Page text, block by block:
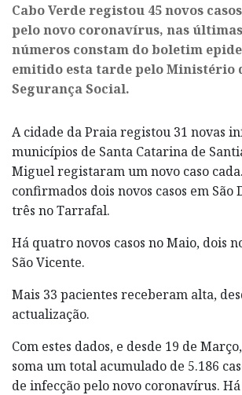
Cabo Verde registou 45 novos
pelo novo coronavírus, nas últimas
números constam do boletim
emitido esta tarde pelo Ministério
Segurança Social.
A cidade da Praia registou 31 novas
municípios de Santa Catarina de
Miguel registaram um novo caso
confirmados dois novos casos em São
três no Tarrafal.
Há quatro novos casos no Maio, dois
São Vicente.
Mais 33 pacientes receberam alta,
actualização.
Com estes dados, e desde 19 de
soma um total acumulado de 5.186
de infecção pelo novo coronavírus. Há